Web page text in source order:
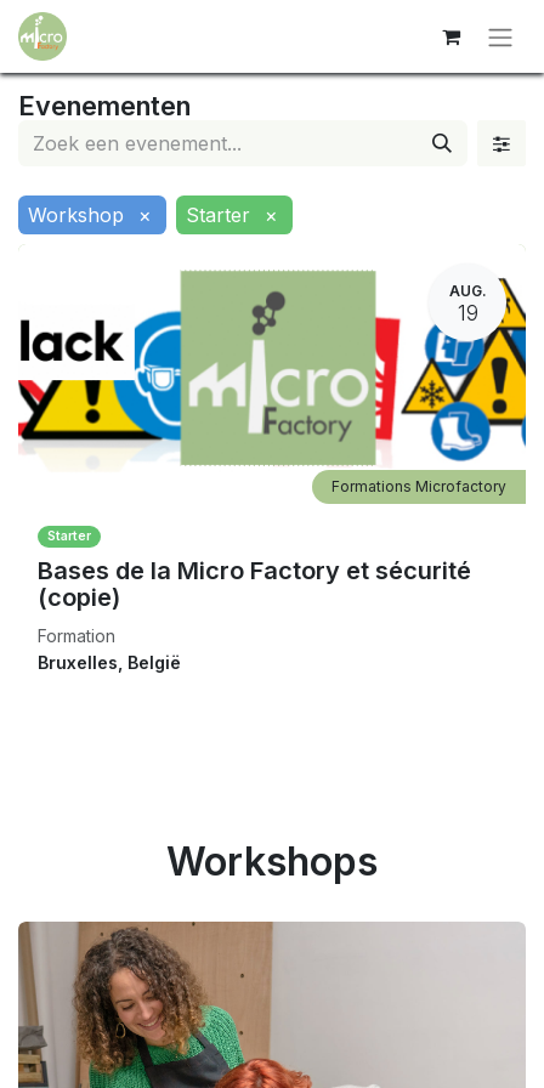
Evenementen
Workshop × Starter ×
AUG.
19
Starter
Bases de la Micro Factory et sécurité
(copie)
Formation
Formations Microfactory
Bruxelles België
Workshops